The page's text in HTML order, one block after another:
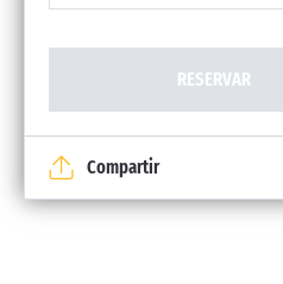
RESERVAR
Compartir